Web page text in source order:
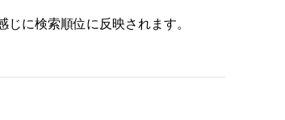
に検索順位に反映されます。